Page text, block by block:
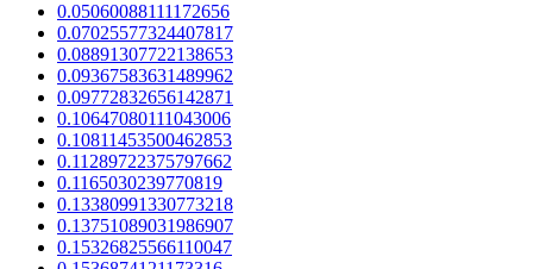
0.05060088111172656
0.07025577324407817
0.08891307722138653
0.09367583631489962
0.09772832656142871
0.10647080111043006
0.10811453500462853
0.11289722375797662
0.1165030239770819
0.13380991330773218
0.13751089031986907
0.15326825566110047